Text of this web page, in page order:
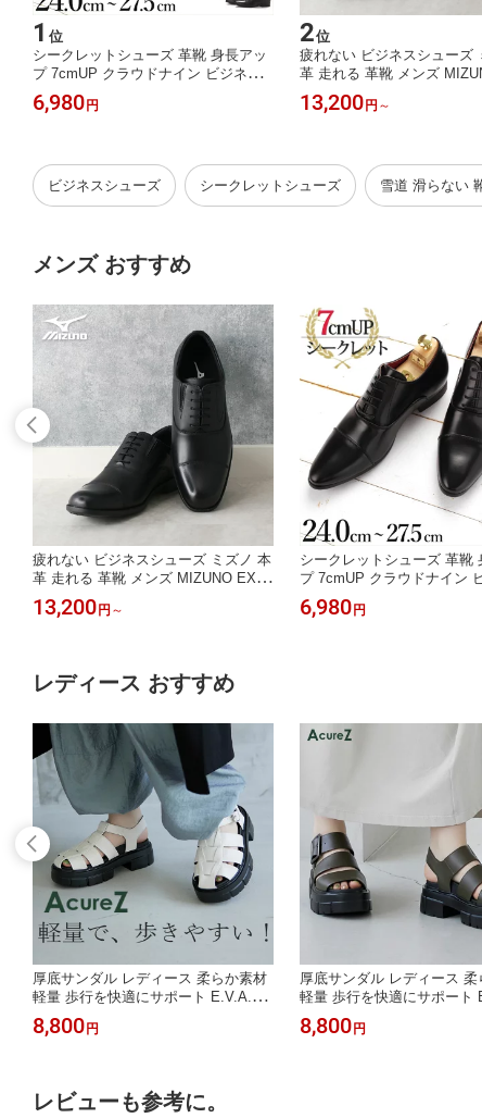
1 位
シークレットシューズ 革靴 身長アッ
プ 7cmUP クラウドナイン ビジネス
シークレット 軽量 メンズ [ 本革のよ
うなシボ感 ビジネスシューズ フォー
結婚式 新郎 成人式 クラウドナイン
身長アップ ]
6,980 円
2位
疲れない ビジネスシューズ
革 走れる 革靴 メンズ
GHT エクスライト ST2 PT
SO ウォーキング [ エナジー
m 走れる スーツ 立ち仕事
幅広 ワイド ]
13,200 円 ～
ビジネスシューズ シークレットシューズ 雪道 滑らない
メンズ おすすめ
疲れない ビジネスシューズ ミズノ 本
革 走れる 革靴 メンズ MIZUNO EXLI
GHT エクスライト ST2 PT ST3 PT2
SO ウォーキング [ エナジー スニーカ
m 走れる スーツ 立ち仕事 靴 長時間
幅広 ワイド ]
13,200 円 ～
シークレットシューズ 革靴
プ 7cmUP クラウドナイン
シークレット 軽量 メンズ [
うなシボ感 ビジネスシュー
6,980 円
レディース おすすめ
厚底サンダル レディース 柔らか素材
軽量 歩行を快適にサポート E.V.A.ソ
ール おしゃれ 歩きやすい スタイルア
ップ AcureZ アキュアーズ アシック
ール高 5cm 大人 20代 30代 40代 50代
]
8,800 円
厚底サンダル レディース 柔
軽量 歩行を快適にサポート
ール おしゃれ 歩きやすい ス
ップ AcureZ アキュアーズ ア
8,800 円
レビューも参考に。